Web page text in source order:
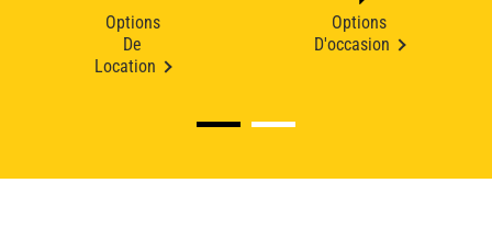
Options
De
Location
Options
D'occasion